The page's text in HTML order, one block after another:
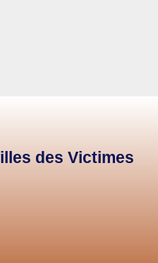
des Victimes